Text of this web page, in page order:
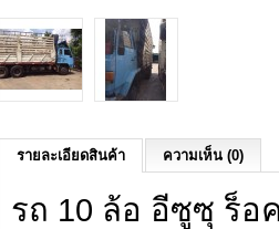
รายละเอียดสินค้า ความเห็น (0)
รถ 10 ล้อ อีซูซุ ร็อ